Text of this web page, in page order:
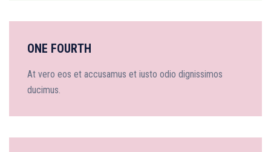
ONE FOURTH
At vero eos et accusamus et iusto odio dignissimos
ducimus.